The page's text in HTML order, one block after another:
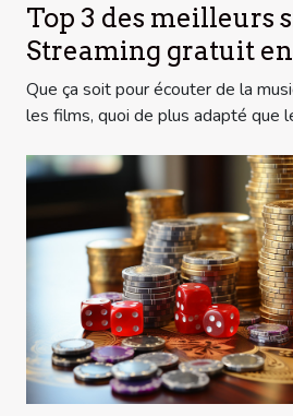
Top 3 des meilleurs
Streaming gratuit
Que ça soit pour écouter de la
les films, quoi de plus adapté que